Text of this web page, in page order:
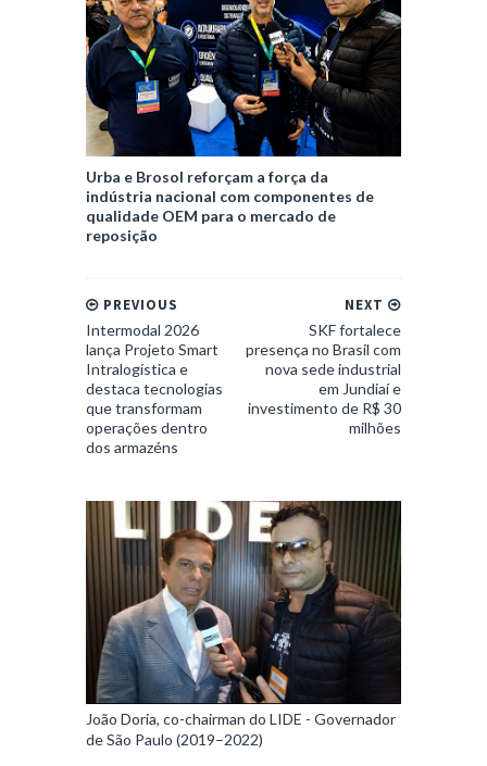
Urba e Brosol reforçam a força da
indústria nacional com componentes de
qualidade OEM para o mercado de
reposição
NEXT
SKF fortalece
presença no Brasil com
nova sede industrial
em Jundiaí e
investimento de R$ 30
milhões
PREVIOUS
Intermodal 2026
lança Projeto Smart
Intralogística e
destaca tecnologias
que transformam
operações dentro
dos armazéns
João Doria, co-chairman do LIDE - Governador
de São Paulo (2019–2022)